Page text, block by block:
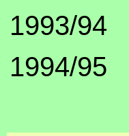
1993/94
1994/95